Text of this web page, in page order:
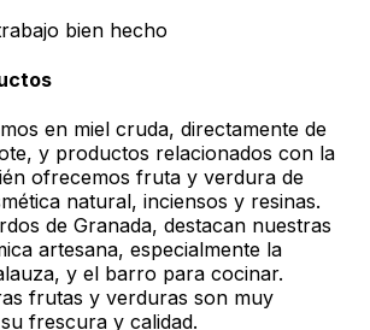
en miel cruda, directamente de
y productos relacionados con la
ofrecemos fruta y verdura de
natural, inciensos y resinas.
de Granada, destacan nuestras
artesana, especialmente la
y el barro para cocinar.
frutas y verduras son muy
frescura y calidad.